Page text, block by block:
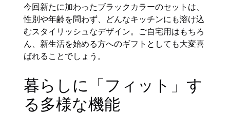
今回新たに加わったブラックカラーのセットは、
性別や年齢を問わず、どんなキッチンにも溶け込
むスタイリッシュなデザイン。ご自宅用はもちろ
ん、新生活を始める方へのギフトとしても大変喜
ばれることでしょう。
暮らしに「フィット」す
る多様な機能